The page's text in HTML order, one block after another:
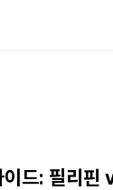
드: 필리핀